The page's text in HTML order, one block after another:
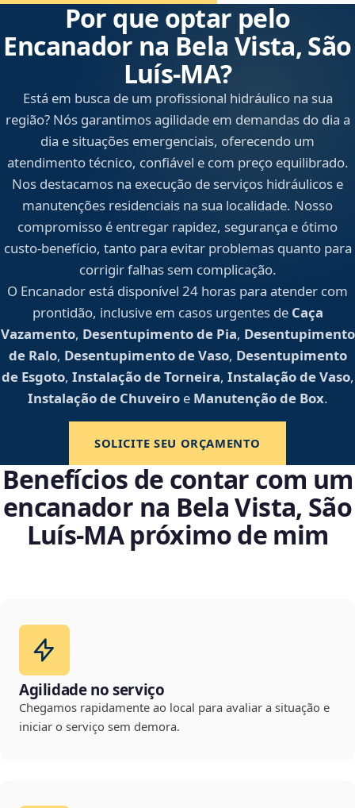
Por que optar pelo
Encanador na Bela Vista, São
Luís‑MA?
Está em busca de um profissional hidráulico na sua
região? Nós garantimos agilidade em demandas do dia a
dia e situações emergenciais, oferecendo um
atendimento técnico, confiável e com preço equilibrado.
Nos destacamos na execução de serviços hidráulicos e
manutenções residenciais na sua localidade. Nosso
compromisso é entregar rapidez, segurança e ótimo
custo-benefício, tanto para evitar problemas quanto para
corrigir falhas sem complicação.
O Encanador está disponível 24 horas para atender com
prontidão, inclusive em casos urgentes de Caça
Vazamento, Desentupimento de Pia, Desentupimento
de Ralo, Desentupimento de Vaso, Desentupimento
de Esgoto, Instalação de Torneira, Instalação de Vaso,
Instalação de Chuveiroe Manutenção de Box.
SOLICITE SEU ORÇAMENTO
Benefícios de contar com um
encanador na Bela Vista, São
Luís‑MA próximo de mim
Agilidade no serviço
Chegamos rapidamente ao local para avaliar a situação e
iniciar o serviço sem demora.